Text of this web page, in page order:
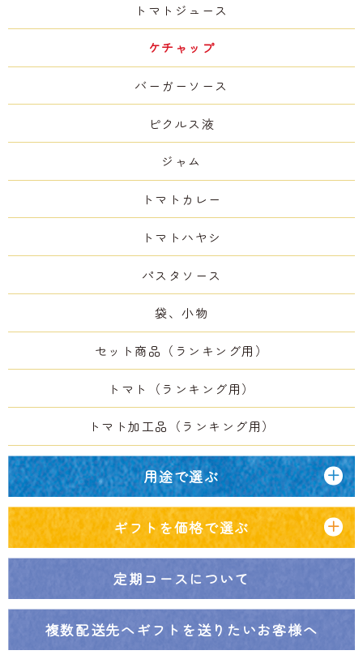
トマトジュース
ケチャップ
バーガーソース
ピクルス液
ジャム
トマトカレー
トマトハヤシ
パスタソース
袋、小物
セット商品（ランキング用）
トマト（ランキング用）
トマト加工品（ランキング用）
用途で選ぶ
ギフトを価格で選ぶ
定期コースについて
複数配送先へギフトを送りたいお客様へ